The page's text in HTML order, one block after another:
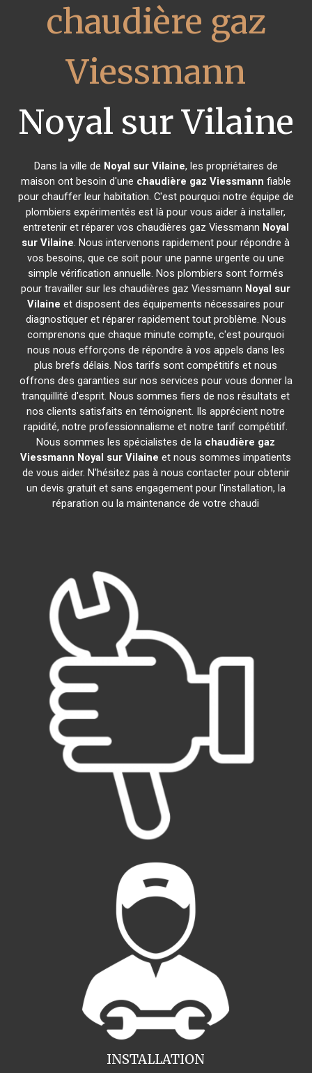
chaudière gaz
Viessmann
Noyal sur Vilaine
Dans la ville de Noyal sur Vilaine, les propriétaires de
maison ont besoin d'une chaudière gaz Viessmann fiable
pour chauffer leur habitation. C'est pourquoi notre équipe de
plombiers expérimentés est là pour vous aider à installer,
entretenir et réparer vos chaudières gaz Viessmann Noyal
sur Vilaine. Nous intervenons rapidement pour répondre à
vos besoins, que ce soit pour une panne urgente ou une
simple vérification annuelle. Nos plombiers sont formés
pour travailler sur les chaudières gaz Viessmann Noyal sur
Vilaine et disposent des équipements nécessaires pour
diagnostiquer et réparer rapidement tout problème. Nous
comprenons que chaque minute compte, c'est pourquoi
nous nous efforçons de répondre à vos appels dans les
plus brefs délais. Nos tarifs sont compétitifs et nous
offrons des garanties sur nos services pour vous donner la
tranquillité d'esprit. Nous sommes fiers de nos résultats et
nos clients satisfaits en témoignent. Ils apprécient notre
rapidité, notre professionnalisme et notre tarif compétitif.
Nous sommes les spécialistes de la chaudière gaz
Viessmann Noyal sur Vilaine et nous sommes impatients
de vous aider. N'hésitez pas à nous contacter pour obtenir
un devis gratuit et sans engagement pour l'installation, la
réparation ou la maintenance de votre chaudi
INSTALLATION